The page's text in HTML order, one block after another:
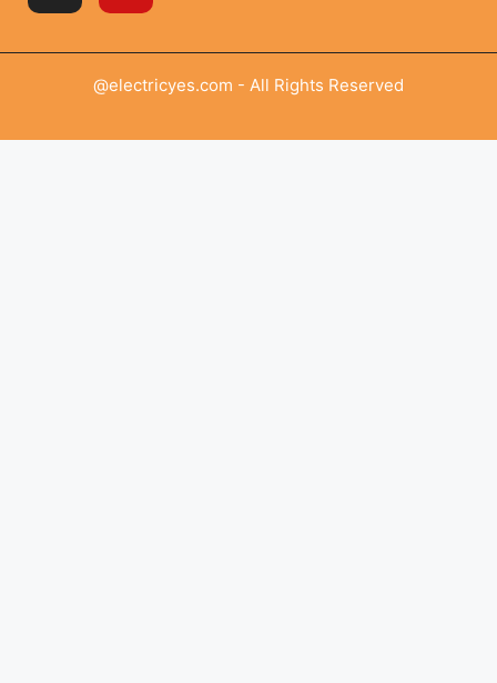
@electricyes.com - All Rights Reserved